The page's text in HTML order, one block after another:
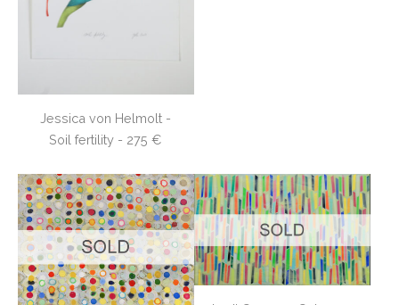
Jessica von Helmolt -
Soil fertility - 275 €